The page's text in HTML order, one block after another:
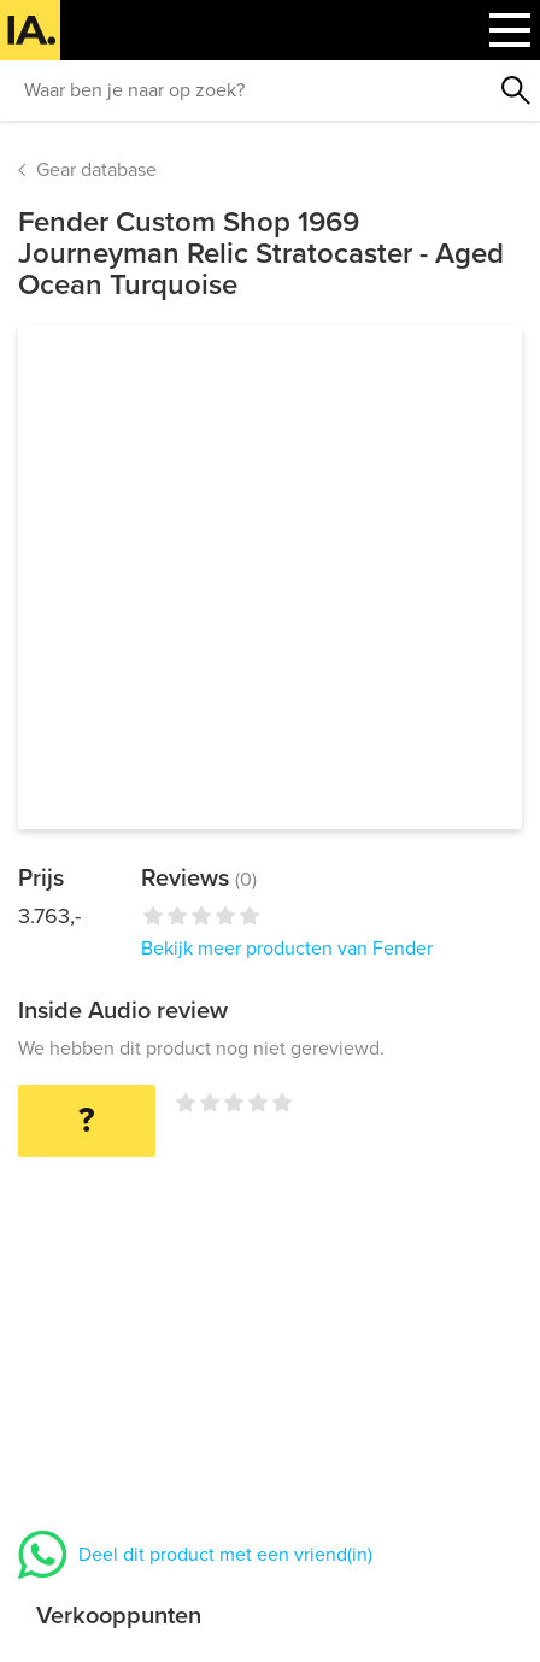
Gear database
Fender Custom Shop 1969
Journeyman Relic Stratocaster - Aged
Ocean Turquoise
Prijs
3.763,-
Reviews (0)
Bekijk meer producten van Fender
Inside Audio review
We hebben dit product nog niet gereviewd.
?
Deel dit product met een vriend(in)
Verkooppunten